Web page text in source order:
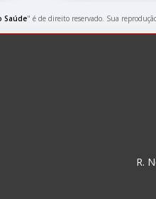
Saúde" é de direito reservado. Sua
R.